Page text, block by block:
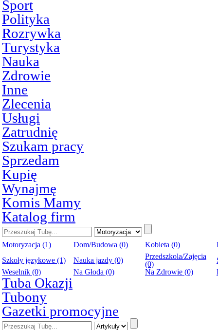
Sport
Polityka
Rozrywka
Turystyka
Nauka
Zdrowie
Inne
Zlecenia
Usługi
Zatrudnię
Szukam pracy
Sprzedam
Kupię
Wynajmę
Komis Mamy
Katalog firm
Motoryzacja (1) Dom/Budowa (0) Kobieta (0)
Szkoły językowe (1)
Nauka jazdy (0)
Przedszkola/Zajęcia
(0)
Weselnik (0)
Na Głoda (0) Na Zdrowie (0)
Tuba Okazji
Tubony
Gazetki promocyjne